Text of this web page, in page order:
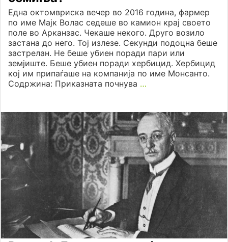
Eдна октомвриска вечер во 2016 година, фармер
по име Мајк Волас седеше во камион крај своето
поле во Арканзас. Чекаше некого. Друго возило
застана до него. Тој излезе. Секунди подоцна беше
застрелан. Не беше убиен поради пари или
земјиште. Беше убиен поради хербицид. Хербицид
кој им припаѓаше на компанија по име Монсанто.
Содржина: Приказната почнува …